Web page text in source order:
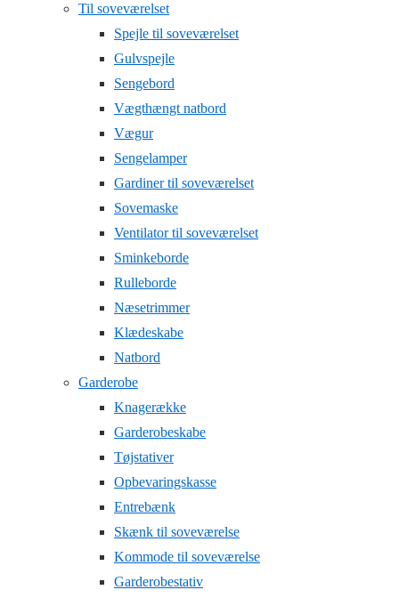
Til soveværelset
Spejle til soveværelset
Gulvspejle
Sengebord
Vægthængt natbord
Vægur
Sengelamper
Gardiner til soveværelset
Sovemaske
Ventilator til soveværelset
Sminkeborde
Rulleborde
Næsetrimmer
Klædeskabe
Natbord
Garderobe
Knagerække
Garderobeskabe
Tøjstativer
Opbevaringskasse
Entrebænk
Skænk til soveværelse
Kommode til soveværelse
Garderobestativ